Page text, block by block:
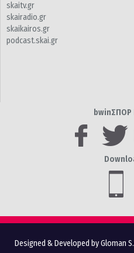
skaitv.gr
skairadio.gr
skaikairos.gr
podcast.skai.gr
bwinΣΠΟΡ
Designed & Developed by Gloman